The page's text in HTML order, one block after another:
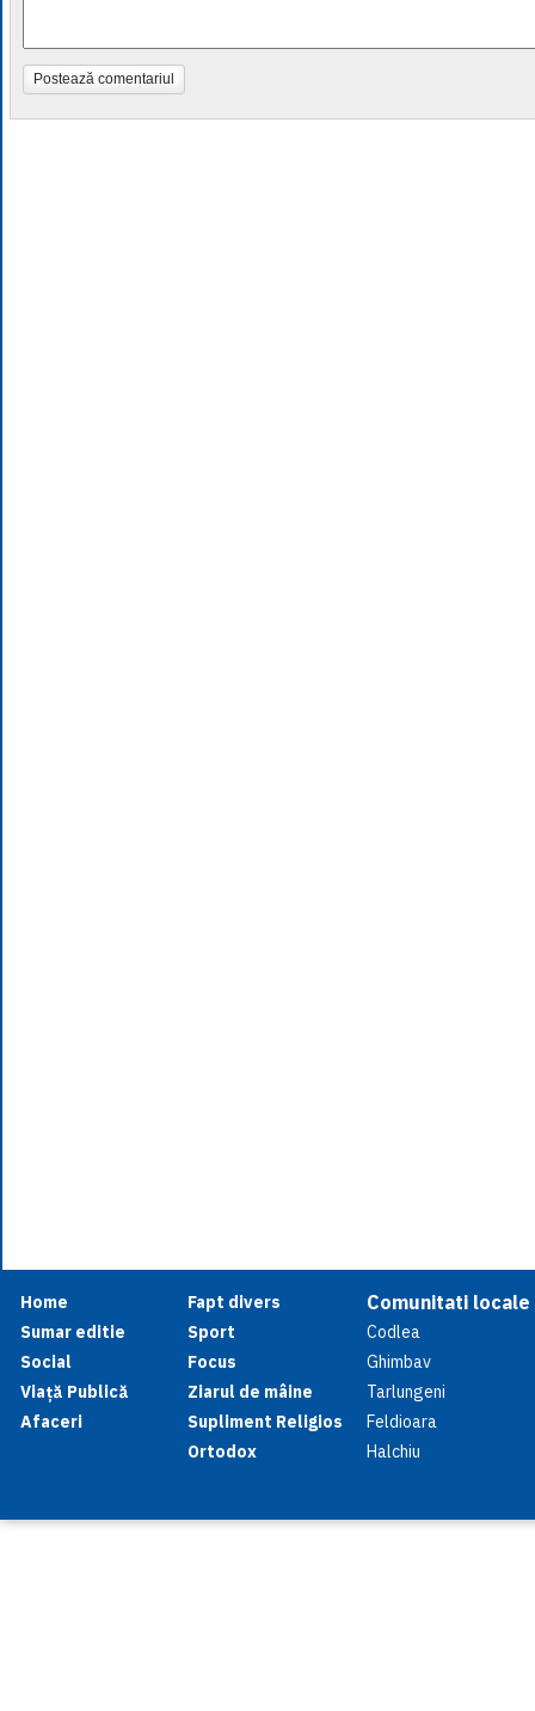
Postează comentariul
Home
Sumar editie
Social
Viață Publică
Afaceri
Fapt divers
Sport
Focus
Ziarul de mâine
Supliment Religios
Ortodox
Comunitati locale
Codlea
Ghimbav
Tarlungeni
Feldioara
Halchiu